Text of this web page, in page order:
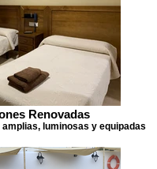
Renovadas
luminosas y equipadas